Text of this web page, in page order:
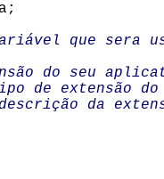
que sera
do seu
de extensão
da